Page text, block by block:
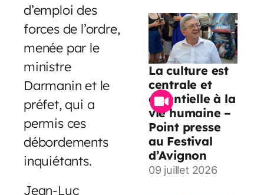
d’emploi des
forces de l’ordre,
menée par le
ministre
Darmanin et le
préfet, qui a
permis ces
débordements
inquiétants.
Jean-Luc
La culture est
centrale et
essentielle à la
vie humaine –
Point presse
au Festival
d’Avignon
09 juillet 2026